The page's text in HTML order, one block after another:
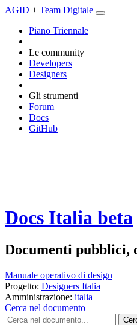
AGID + Team Digitale
Piano Triennale
Le community
Developers
Designers
Gli strumenti
Forum
Docs
GitHub
Docs Italia beta
Documenti pubblici,
Manuale operativo di design
Progetto: Designers Italia
Amministrazione: italia
Cerca nel documento